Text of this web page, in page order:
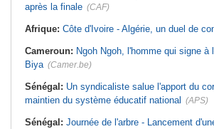
après la finale (CAF)
Afrique: Côte d'Ivoire - Algérie, un duel de
Cameroun: Ngoh Ngoh, l'homme qui signe à
Biya (Camer.be)
Sénégal: Un syndicaliste salue l'apport du
maintien du système éducatif national (APS)
Sénégal: Journée de l'arbre - Lancement